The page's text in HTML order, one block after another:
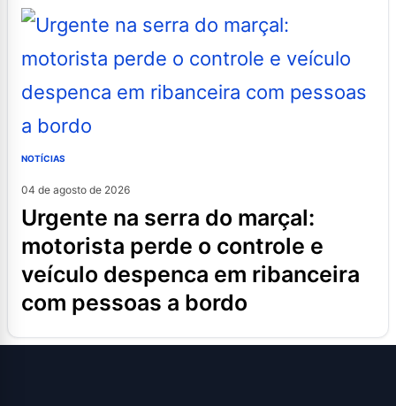
NOTÍCIAS
04 de agosto de 2026
urgente na serra do marçal:
motorista perde o controle e
veículo despenca em ribanceira
com pessoas a bordo